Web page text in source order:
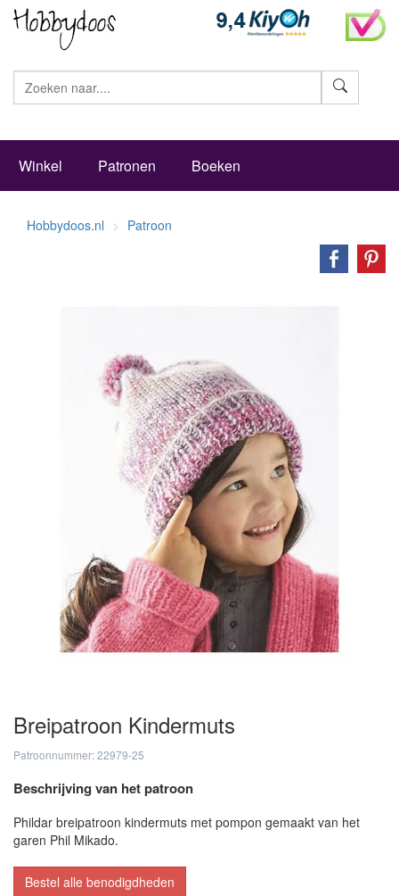
Winkel Patronen Boeken
Hobbydoos.nl Patroon
Breipatroon Kindermuts
Patroonnummer: 22979-25
Beschrijving van het patroon
Phildar breipatroon kindermuts met pompon gemaakt van het
garen Phil Mikado.
Bestel alle benodigdheden